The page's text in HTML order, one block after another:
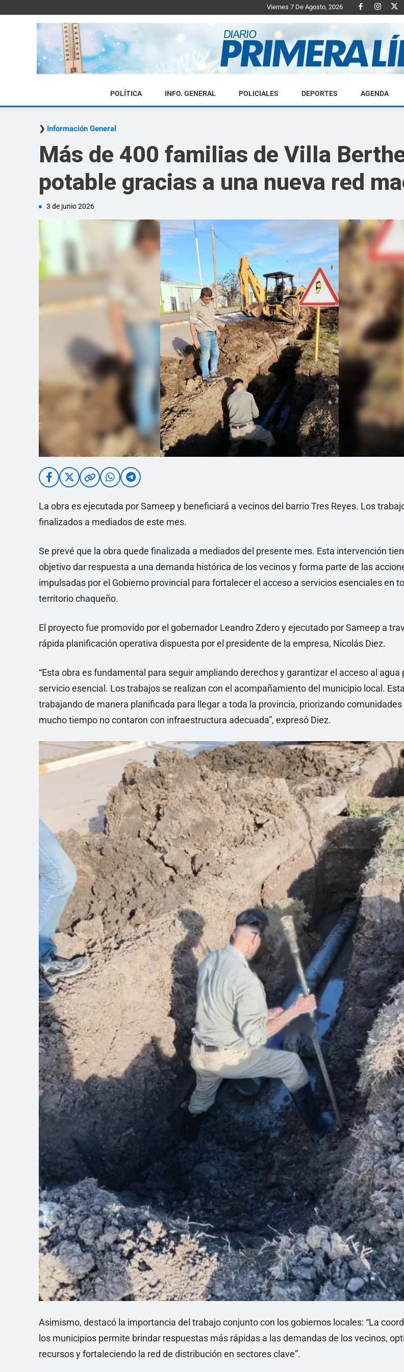
Viernes 7 De Agosto, 2026
Diario
Primera
Linea
POLÍTICA INFO. GENERAL POLICIALES DEPORTES AGENDA
Información General
Más de 400 familias de Villa
potable gracias a una nueva red
3 de junio 2026
La obra es ejecutada por Sameep y beneficiará a vecinos del barrio Tres Reyes. Los
finalizados a mediados de este mes.
Se prevé que la obra quede finalizada a mediados del presente mes. Esta intervención
objetivo dar respuesta a una demanda histórica de los vecinos y forma parte de las
impulsadas por el Gobierno provincial para fortalecer el acceso a servicios esenciales en
territorio chaqueño.
El proyecto fue promovido por el gobernador Leandro Zdero y ejecutado por Sameep a
rápida planificación operativa dispuesta por el presidente de la empresa, Nicolás Diez.
“Esta obra es fundamental para seguir ampliando derechos y garantizar el acceso al agua
servicio esencial. Los trabajos se realizan con el acompañamiento del municipio local.
trabajando de manera planificada para llegar a toda la provincia, priorizando
mucho tiempo no contaron con infraestructura adecuada”, expresó Diez.
Asimismo, destacó la importancia del trabajo conjunto con los gobiernos locales: “La
los municipios permite brindar respuestas más rápidas a las demandas de los vecinos,
recursos y fortaleciendo la red de distribución en sectores clave”.